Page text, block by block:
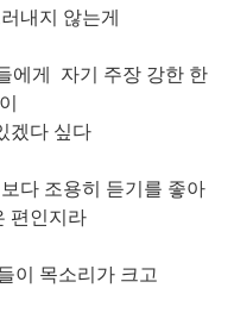
내지 않는게
에게 자기 주장 강한 한
겠다 싶다
다 조용히 듣기를 좋아
편인지라
이 목소리가 크고